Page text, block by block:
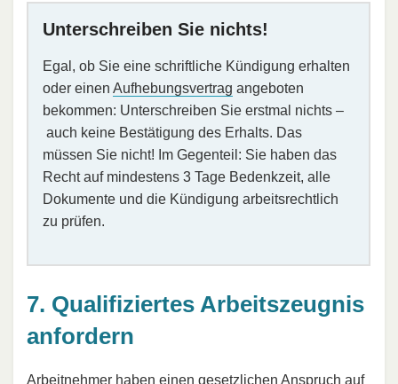
Unterschreiben Sie nichts!
Egal, ob Sie eine schriftliche Kündigung erhalten
oder einen Aufhebungsvertrag angeboten
bekommen: Unterschreiben Sie erstmal nichts –
auch keine Bestätigung des Erhalts. Das
müssen Sie nicht! Im Gegenteil: Sie haben das
Recht auf mindestens 3 Tage Bedenkzeit, alle
Dokumente und die Kündigung arbeitsrechtlich
zu prüfen.
7. Qualifiziertes Arbeitszeugnis
anfordern
Arbeitnehmer haben einen gesetzlichen Anspruch auf